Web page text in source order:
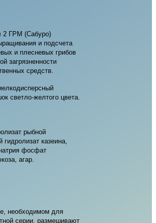
2 ГРМ (Сабуро)
и подсчета
и плесневых грибов
загрязненности
средств.
светло-желтого цвета.
рыбной
гидролизат казеина,
фосфат
агар.
необходимом для
серии, размешивают